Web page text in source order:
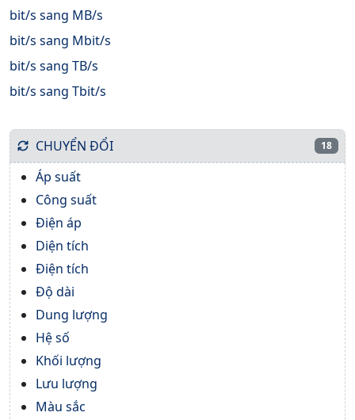
bit/s sang MB/s
bit/s sang Mbit/s
bit/s sang TB/s
bit/s sang Tbit/s
CHUYỂN ĐỔI 18
Áp suất
Công suất
Điện áp
Diện tích
Điện tích
Độ dài
Dung lượng
Hệ số
Khối lượng
Lưu lượng
Màu sắc